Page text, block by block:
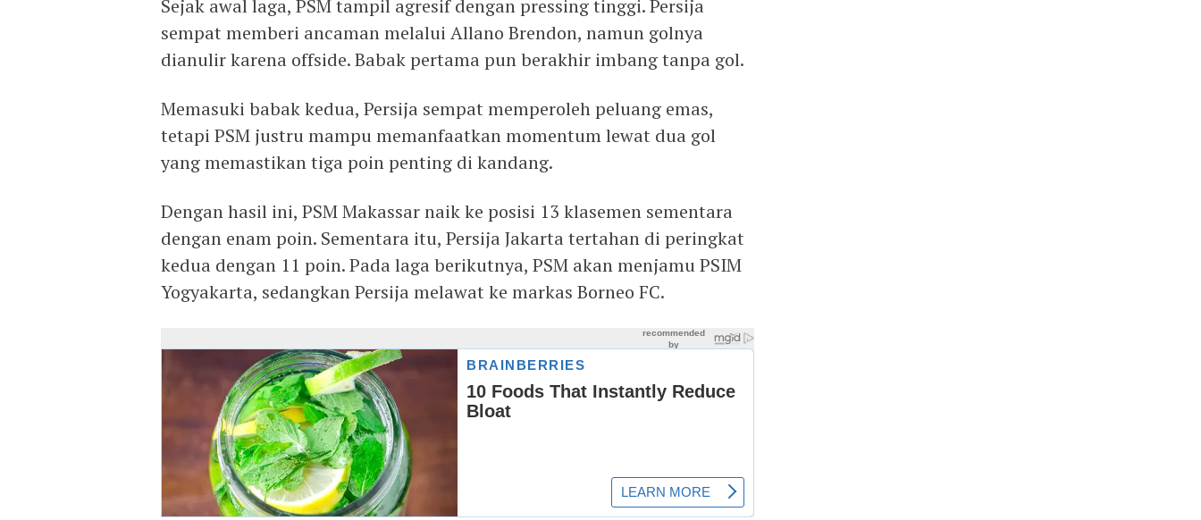
Sejak awal laga, PSM tampil agresif dengan pressing tinggi. Persija
sempat memberi ancaman melalui Allano Brendon, namun golnya
dianulir karena offside. Babak pertama pun berakhir imbang tanpa gol.
Memasuki babak kedua, Persija sempat memperoleh peluang emas,
tetapi PSM justru mampu memanfaatkan momentum lewat dua gol
yang memastikan tiga poin penting di kandang.
Dengan hasil ini, PSM Makassar naik ke posisi 13 klasemen sementara
dengan enam poin. Sementara itu, Persija Jakarta tertahan di peringkat
kedua dengan 11 poin. Pada laga berikutnya, PSM akan menjamu PSIM
Yogyakarta, sedangkan Persija melawat ke markas Borneo FC.